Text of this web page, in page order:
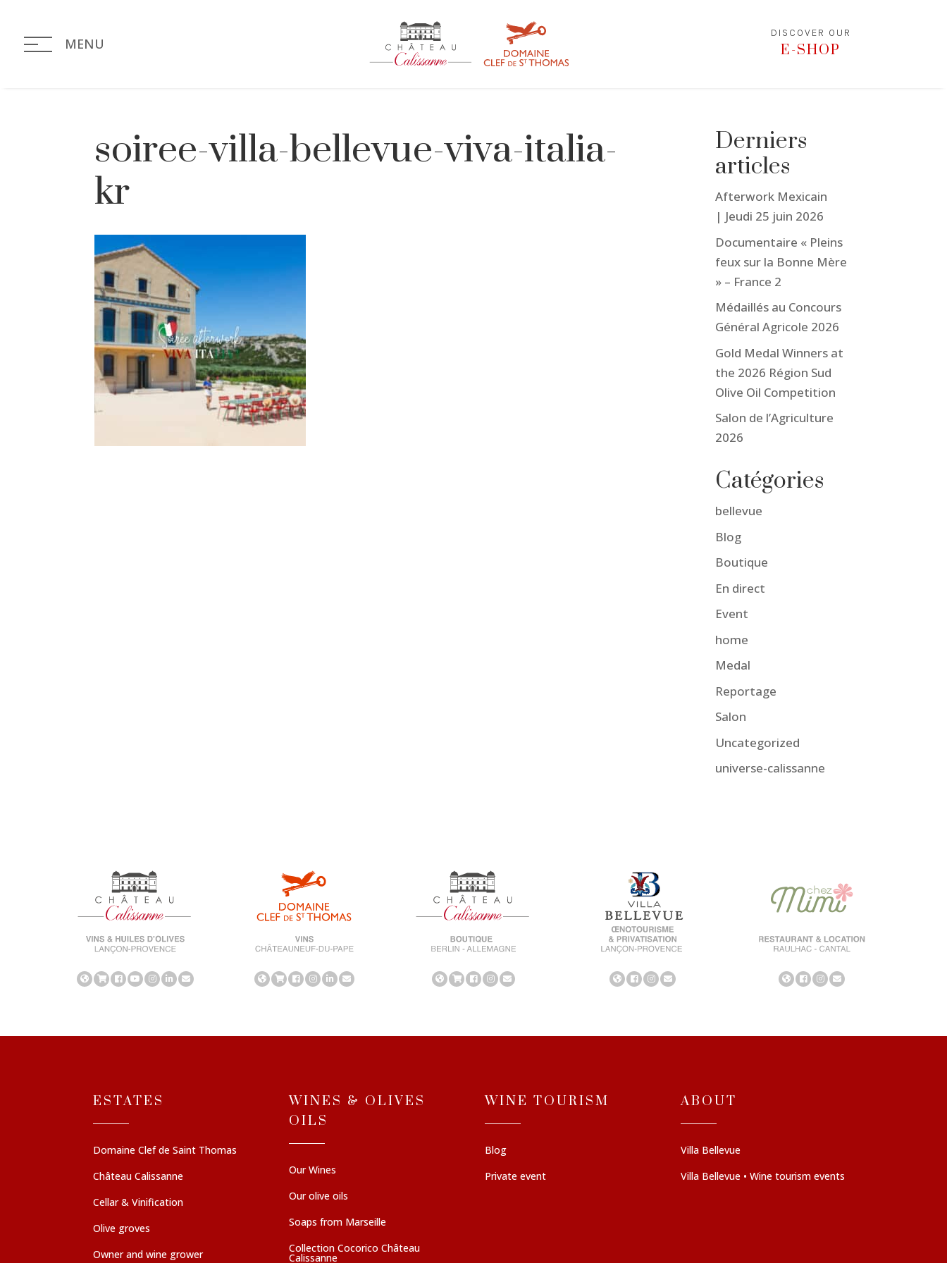
MENU
DISCOVER OUR
E-SHOP
soiree-villa-bellevue-viva-italia-
kr
Derniers
articles
Afterwork Mexicain
| Jeudi 25 juin 2026
Documentaire « Pleins
feux sur la Bonne Mère
» – France 2
Médaillés au Concours
Général Agricole 2026
Gold Medal Winners at
the 2026 Région Sud
Olive Oil Competition
Salon de l’Agriculture
2026
Catégories
bellevue
Blog
Boutique
En direct
Event
home
Medal
Reportage
Salon
Uncategorized
universe-calissanne
ESTATES
Domaine Clef de Saint Thomas
Château Calissanne
Cellar & Vinification
Olive groves
Owner and wine grower
WINES & OLIVES
OILS
Our Wines
Our olive oils
Soaps from Marseille
Collection Cocorico Château
Calissanne
WINE TOURISM
Blog
Private event
ABOUT
Villa Bellevue
Villa Bellevue • Wine tourism events